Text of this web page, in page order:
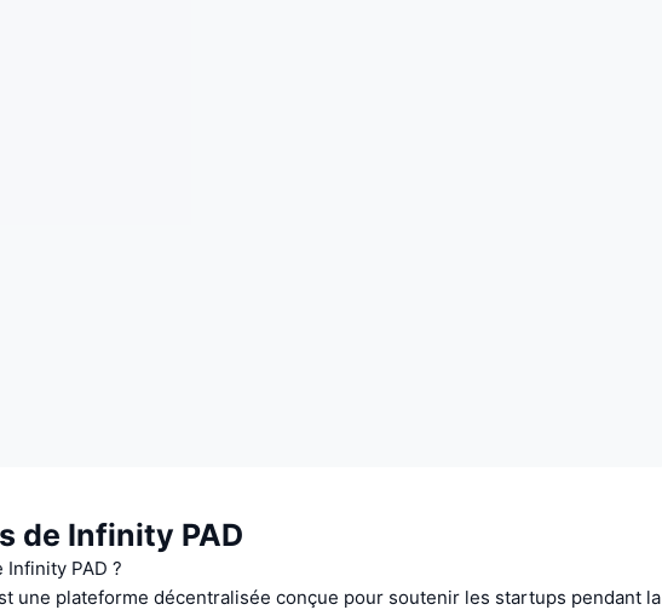
de Infinity PAD
Infinity PAD ?
une plateforme décentralisée conçue pour soutenir les startups pendant la